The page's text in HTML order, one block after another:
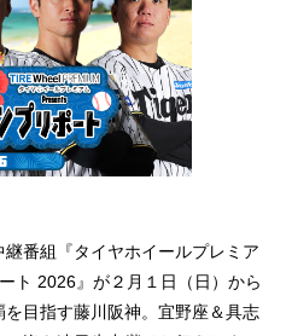
番組『タイヤホイールプレミア
ト 2026』が２月１日（日）から
目指す藤川阪神。宜野座＆具志